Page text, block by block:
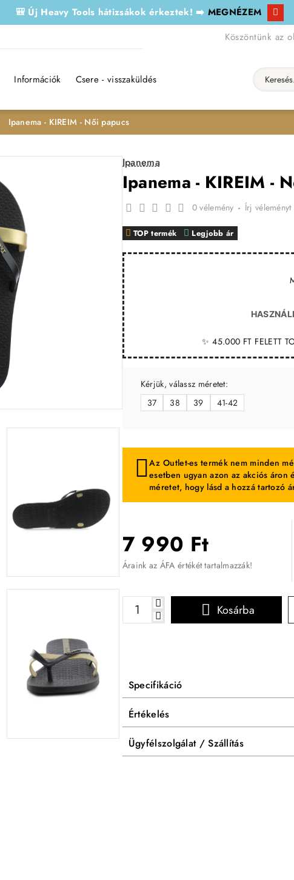
🎒 Új Heavy Tools hátizsákok érkeztek! ➡️ MEGNÉZEM
Köszöntünk az
Információk Csere - visszaküldés Keresés...
Ipanema - KIREIM - Női papucs
Ipanema
Ipanema - KIREIM -
✨ 45.000 FT FELETT
TOP termék Legjobb ár
0 vélemény - Írj
7 990 Ft
Áraink az ÁFA értékét tartalmazzák!
Kérjük, válassz méretet:
37
38 39 41-42
Kosárba
Az Outlet-es termék nem minden
esetben ugyan azon az akciós áron
méretet, hogy lásd a hozzá tartozó
Specifikáció
Értékelés
Ügyfélszolgálat / Szállítás